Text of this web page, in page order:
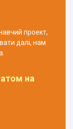
проект,
далі, нам
на